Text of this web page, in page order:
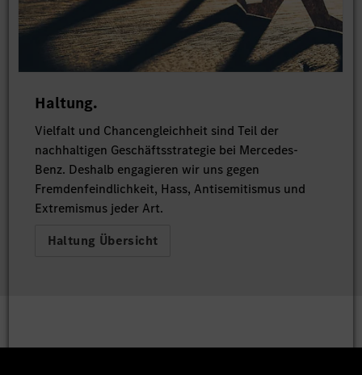
Haltung.
Vielfalt und Chancengleichheit sind Teil der
nachhaltigen Geschäftsstrategie bei Mercedes-
Benz. Deshalb engagieren wir uns gegen
Fremdenfeindlichkeit, Hass, Antisemitismus und
Extremismus jeder Art.
Haltung Übersicht